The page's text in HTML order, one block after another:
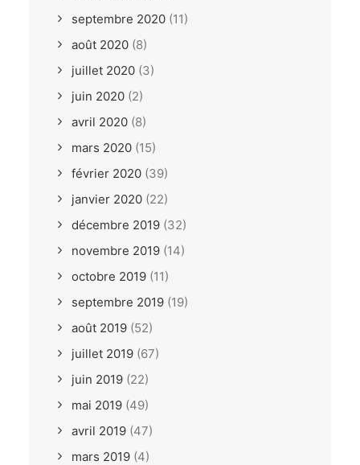
septembre 2020 (11)
août 2020 (8)
juillet 2020 (3)
juin 2020 (2)
avril 2020 (8)
mars 2020 (15)
février 2020 (39)
janvier 2020 (22)
décembre 2019 (32)
novembre 2019 (14)
octobre 2019 (11)
septembre 2019 (19)
août 2019 (52)
juillet 2019 (67)
juin 2019 (22)
mai 2019 (49)
avril 2019 (47)
mars 2019 (4)